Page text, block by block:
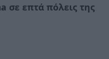
σε επτά πόλεις της